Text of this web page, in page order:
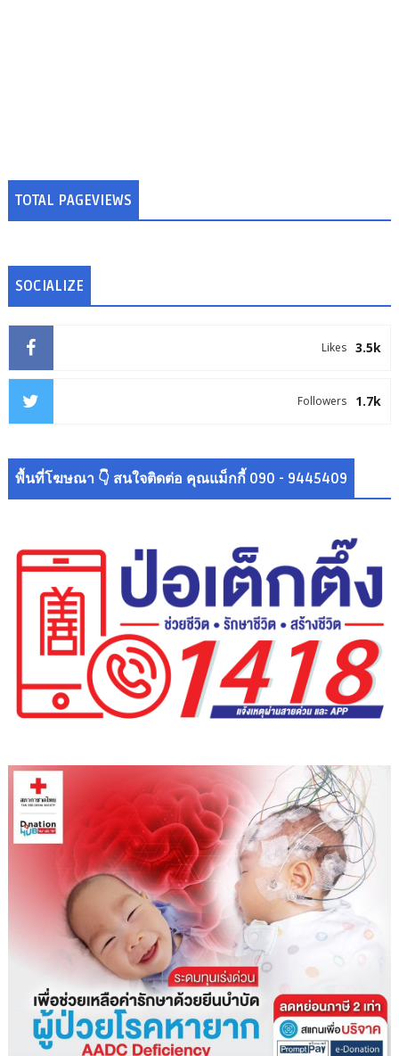
TOTAL PAGEVIEWS
SOCIALIZE
3.5k
Likes
1.7k
Followers
พื้นที่โฆษณา 👇 สนใจติดต่อ คุณแม็กกี้ 090 - 9445409